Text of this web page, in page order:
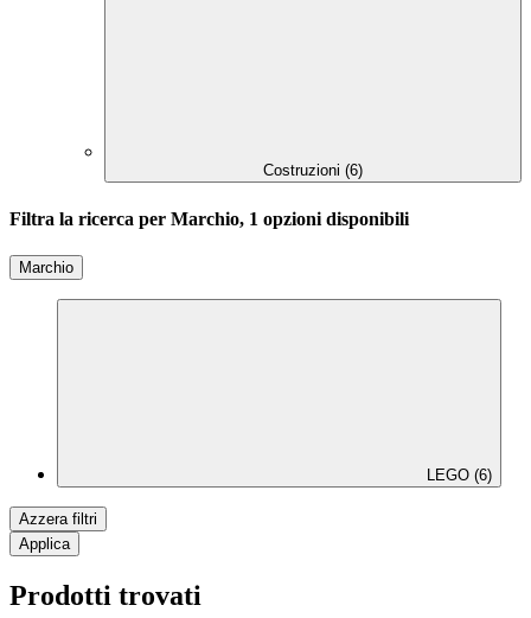
Costruzioni (6)
Filtra la ricerca per Marchio, 1 opzioni disponibili
Marchio
LEGO (6)
Azzera filtri
Applica
Prodotti trovati